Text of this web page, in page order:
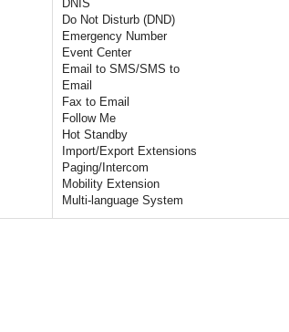
DNIS
Do Not Disturb (DND)
Emergency Number
Event Center
Email to SMS/SMS to
Email
Fax to Email
Follow Me
Hot Standby
Import/Export Extensions
Paging/Intercom
Mobility Extension
Multi-language System